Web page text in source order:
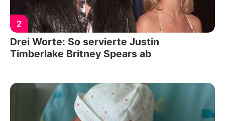
2
Drei Worte: So servierte Justin
Timberlake Britney Spears ab